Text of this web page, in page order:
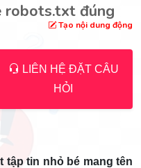
robots.txt đúng
Tạo nội dung động
LIÊN HỆ ĐẶT CÂU
HỎI
tin nhỏ bé mang tên